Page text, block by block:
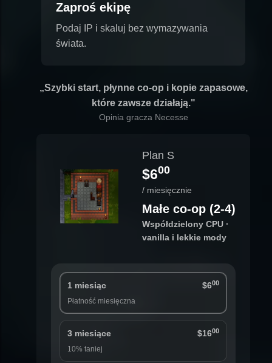
Zaproś ekipę
Podaj IP i skaluj bez wymazywania
świata.
„Szybki start, płynne co-op i kopie zapasowe,
które zawsze działają."
Opinia gracza Necesse
Plan S
$600
/ miesięcznie
Małe co-op (2-4)
Współdzielony CPU ·
vanilla i lekkie mody
1 miesiąc $600
Płatność miesięczna
3 miesiące $1600
10% taniej